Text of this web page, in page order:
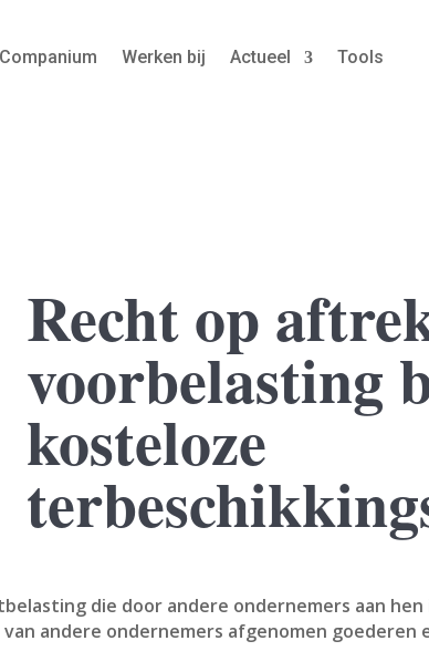
Werken bij Actueel Tools
Recht op
voorbelasting
kosteloze
die door andere ondernemers aan hen
andere ondernemers afgenomen goederen